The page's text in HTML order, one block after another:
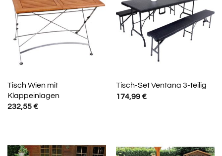
Tisch Wien mit
Klappeinlagen
232,55€
Tisch-Set Ventana 3-teilig
174,99€